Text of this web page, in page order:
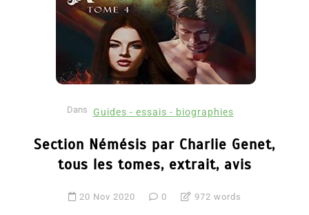
Dans Guides - essais - biographies
Section Némésis par Charlie Genet,
tous les tomes, extrait, avis
20 Nov 2020 0 972 words